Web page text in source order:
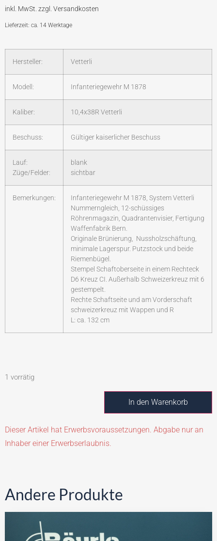
Lieferzeit: ca. 14 Werktage
Hersteller: Vetterli
Modell: Infanteriegewehr M 1878
Kaliber: 10,4x38R Vetterli
Beschuss: Gültiger kaiserlicher Beschuss
Lauf:
Züge/Felder:
blank
sichtbar
Bemerkungen:
Infanteriegewehr M 1878, System Vetterli
Nummerngleich, 12-schüssiges
Röhrenmagazin, Quadrantenvisier, Fertigung
Waffenfabrik Bern.
Originale Brünierung, Nussholzschäftung,
minimale Lagerspur. Putzstock und beide
Riemenbügel.
Stempel Schaftoberseite in einem Rechteck
D6 Kreuz CI. Außerhalb Schweizerkreuz mit 6
gestempelt.
Rechte Schaftseite und am Vorderschaft
schweizerkreuz mit Wappen und R
L: ca. 132 cm
1 vorrätig
In den Warenkorb
Dieser Artikel hat Erwerbsvoraussetzungen. Abgabe nur an
Inhaber einer Erwerbserlaubnis.
Andere Produkte